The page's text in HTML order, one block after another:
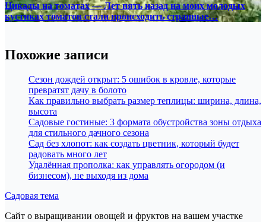
Цикады на томатах — Лет пять назад на моих молодых
кустиках томатов стали происходить странные…
Похожие записи
Сезон дождей открыт: 5 ошибок в кровле, которые
превратят дачу в болото
Как правильно выбрать размер теплицы: ширина, длина,
высота
Садовые гостиные: 3 формата обустройства зоны отдыха
для стильного дачного сезона
Сад без хлопот: как создать цветник, который будет
радовать много лет
Удалённая прополка: как управлять огородом (и
бизнесом), не выходя из дома
Садовая тема
Сайт о выращивании овощей и фруктов на вашем участке